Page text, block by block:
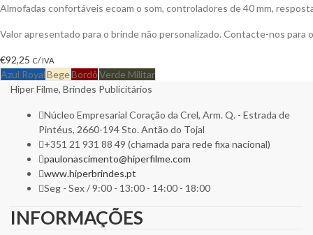
Almofadas confortáveis ecoam o som, controladores de 40 mm,
Valor apresentado para o brinde não personalizado. Contacte-nos
€92,25 C/ IVA
Azul RoyalBegeBordôVerde Militar
Hiper Filme, Brindes Publicitários
Núcleo Empresarial Coração da Crel, Arm. Q. - Estrada de
Pintéus, 2660-194 Sto. Antão do Tojal
+351 21 931 88 49 (chamada para rede fixa nacional)
paulonascimento@hiperfilme.com
www.hiperbrindes.pt
Seg - Sex / 9:00 - 13:00 - 14:00 - 18:00
INFORMAÇÕES